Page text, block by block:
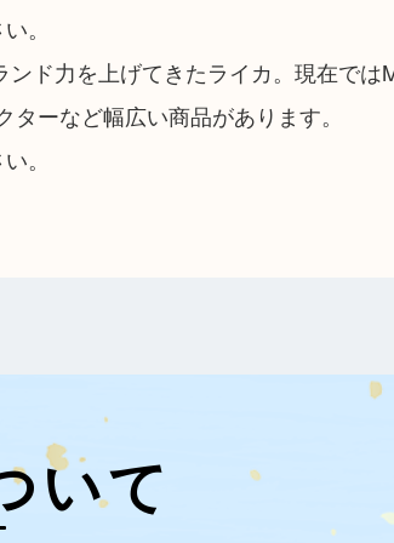
。
ド力を上げてきたライカ。現在では
ーなど幅広い商品があります。
。
いて